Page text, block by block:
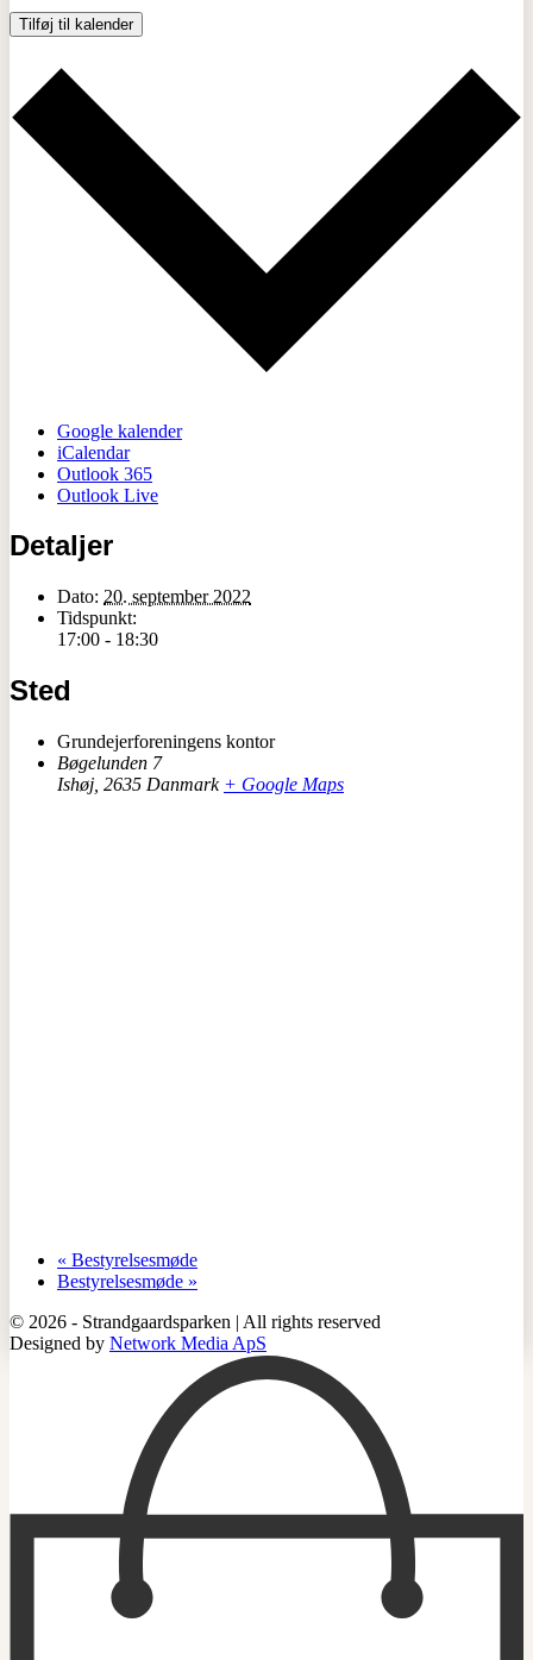
Tilføj til kalender
Google kalender
iCalendar
Outlook 365
Outlook Live
Detaljer
Dato: 20. september 2022
Tidspunkt:
17:00 - 18:30
Sted
Grundejerforeningens kontor
Bøgelunden 7
Ishøj 2635 Danmark + Google Maps
« Bestyrelsesmøde
Bestyrelsesmøde »
© 2026 - Strandgaardsparken | All rights reserved
Designed by Network Media ApS